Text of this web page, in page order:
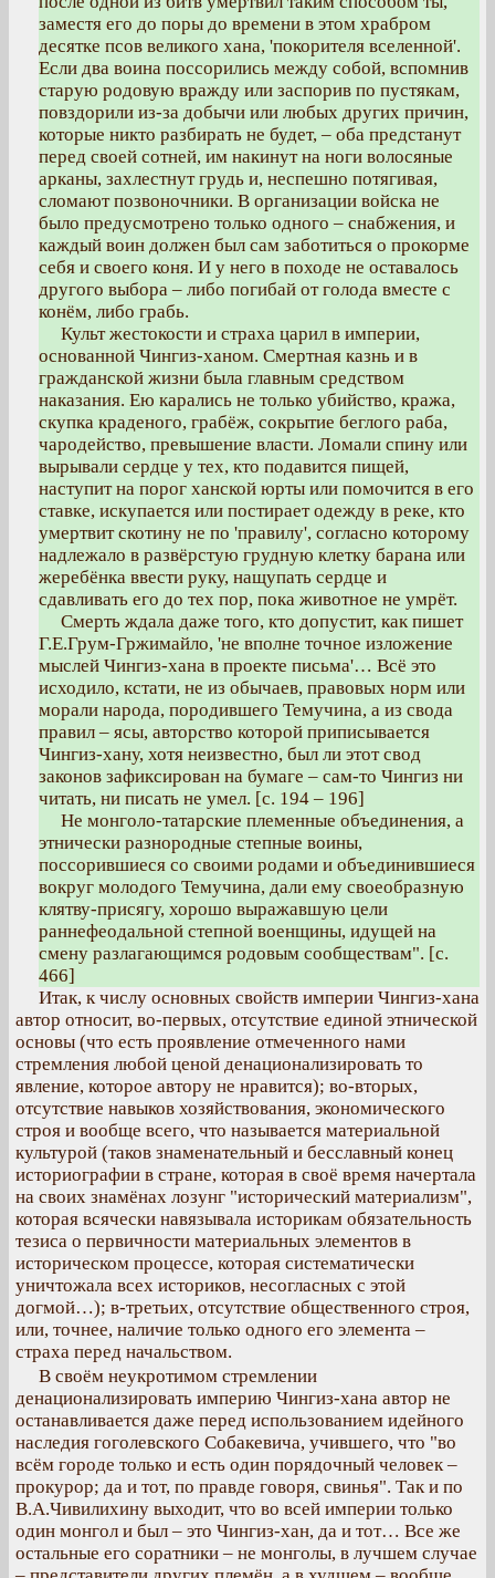
заместя его до поры до времени в этом храбром
десятке псов великого хана, 'покорителя вселенной'.
Если два воина поссорились между собой, вспомнив
старую родовую вражду или заспорив по пустякам,
повздорили из-за добычи или любых других причин,
которые никто разбирать не будет, – оба предстанут
перед своей сотней, им накинут на ноги волосяные
арканы, захлестнут грудь и, неспешно потягивая,
сломают позвоночники. В организации войска не
было предусмотрено только одного – снабжения, и
каждый воин должен был сам заботиться о прокорме
себя и своего коня. И у него в походе не оставалось
другого выбора – либо погибай от голода вместе с
конём, либо грабь.
Культ жестокости и страха царил в империи,
основанной Чингиз-ханом. Смертная казнь и в
гражданской жизни была главным средством
наказания. Ею карались не только убийство, кража,
скупка краденого, грабёж, сокрытие беглого раба,
чародейство, превышение власти. Ломали спину или
вырывали сердце у тех, кто подавится пищей,
наступит на порог ханской юрты или помочится в его
ставке, искупается или постирает одежду в реке, кто
умертвит скотину не по 'правилу', согласно которому
надлежало в развёрстую грудную клетку барана или
жеребёнка ввести руку, нащупать сердце и
сдавливать его до тех пор, пока животное не умрёт.
Смерть ждала даже того, кто допустит, как пишет
Г.Е.Грум-Гржимайло, 'не вполне точное изложение
мыслей Чингиз-хана в проекте письма'… Всё это
исходило, кстати, не из обычаев, правовых норм или
морали народа, породившего Темучина, а из свода
правил – ясы, авторство которой приписывается
Чингиз-хану, хотя неизвестно, был ли этот свод
законов зафиксирован на бумаге – сам-то Чингиз ни
читать, ни писать не умел. [с. 194 – 196]
Не монголо-татарские племенные объединения, а
этнически разнородные степные воины,
поссорившиеся со своими родами и объединившиеся
вокруг молодого Темучина, дали ему своеобразную
клятву-присягу, хорошо выражавшую цели
раннефеодальной степной военщины, идущей на
смену разлагающимся родовым сообществам". [с.
466]
Итак, к числу основных свойств империи Чингиз-хана
автор относит, во-первых, отсутствие единой этнической
основы (что есть проявление отмеченного нами
стремления любой ценой денационализировать то
явление, которое автору не нравится); во-вторых,
отсутствие навыков хозяйствования, экономического
строя и вообще всего, что называется материальной
культурой (таков знаменательный и бесславный конец
историографии в стране, которая в своё время начертала
на своих знамёнах лозунг "исторический материализм",
которая всячески навязывала историкам обязательность
тезиса о первичности материальных элементов в
историческом процессе, которая систематически
уничтожала всех историков, несогласных с этой
догмой…); в-третьих, отсутствие общественного строя,
или, точнее, наличие только одного его элемента –
страха перед начальством.
В своём неукротимом стремлении
денационализировать империю Чингиз-хана автор не
останавливается даже перед использованием идейного
наследия гоголевского Собакевича, учившего, что "во
всём городе только и есть один порядочный человек –
прокурор; да и тот, по правде говоря, свинья". Так и по
В.А.Чивилихину выходит, что во всей империи только
один монгол и был – это Чингиз-хан, да и тот… Все же
остальные его соратники – не монголы, в лучшем случае